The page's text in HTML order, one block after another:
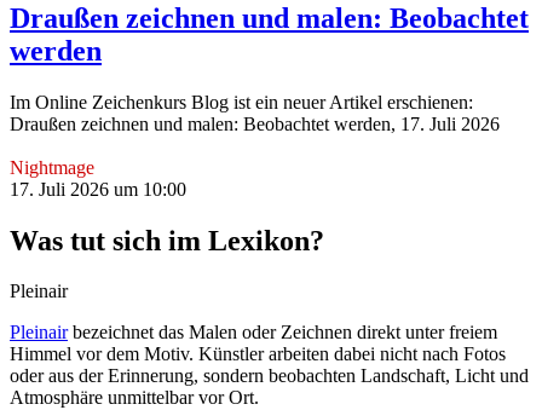
Draußen zeichnen und malen: Beobachtet
werden
Im Online Zeichenkurs Blog ist ein neuer Artikel erschienen:
Draußen zeichnen und malen: Beobachtet werden, 17. Juli 2026
Nightmage
17. Juli 2026 um 10:00
Was tut sich im Lexikon?
Pleinair
Pleinairbezeichnet das Malen oder Zeichnen direkt unter freiem
Himmel vor dem Motiv. Künstler arbeiten dabei nicht nach Fotos
oder aus der Erinnerung, sondern beobachten Landschaft, Licht und
Atmosphäre unmittelbar vor Ort.